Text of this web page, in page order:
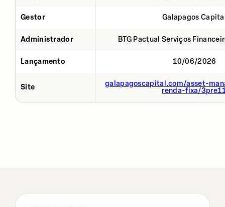
Gestor Galapagos
Administrador BTG Pactual Serviços
Lançamento 10/06/2026
Site
galapagoscapital.com/asset-
renda-fixa/